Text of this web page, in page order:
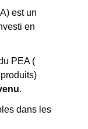
est un
en
PEA (
.
dans les